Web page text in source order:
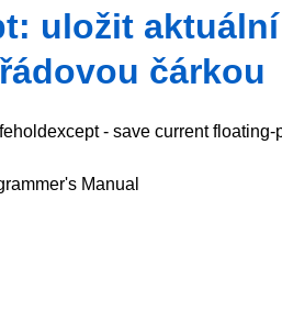
uložit
čárkou
- save current floating-
Manual